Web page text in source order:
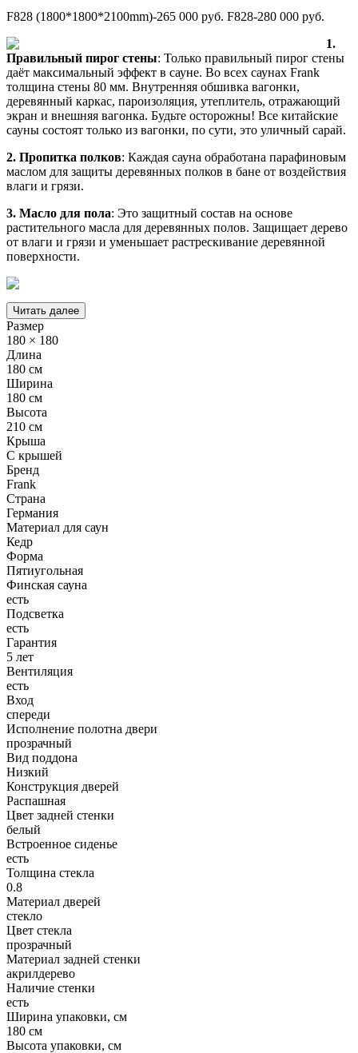
F828 (1800*1800*2100mm)-265 000 руб. F828-280 000 руб.
1.
Правильный пирог стены: Только правильный пирог стены
даёт максимальный эффект в сауне. Во всех саунах Frank
толщина стены 80 мм. Внутренняя обшивка вагонки,
деревянный каркас, пароизоляция, утеплитель, отражающий
экран и внешняя вагонка. Будьте осторожны! Все китайские
сауны состоят только из вагонки, по сути, это уличный сарай.
2. Пропитка полков: Каждая сауна обработана парафиновым
маслом для защиты деревянных полков в бане от воздействия
влаги и грязи.
3. Масло для пола: Это защитный состав на основе
растительного масла для деревянных полов. Защищает дерево
от влаги и грязи и уменьшает растрескивание деревянной
поверхности.
Читать далее
Размер
180 × 180
Длина
180 см
Ширина
180 см
Высота
210 см
Крыша
С крышей
Бренд
Frank
Страна
Германия
Материал для саун
Кедр
Форма
Пятиугольная
Финская сауна
есть
Подсветка
есть
Гарантия
5 лет
Вентиляция
есть
Вход
спереди
Исполнение полотна двери
прозрачный
Вид поддона
Низкий
Конструкция дверей
Распашная
Цвет задней стенки
белый
Встроенное сиденье
есть
Толщина стекла
0.8
Материал дверей
стекло
Цвет стекла
прозрачный
Материал задней стенки
акрилдерево
Наличие стенки
есть
Ширина упаковки, см
180 см
Высота упаковки, см